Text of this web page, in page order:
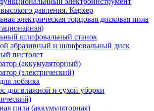
давления. Керхер
электрическая торцовая дисковая пила
шлифовальный станок
абразивный и шлифовальный диск
пистолет
(аккумуляторный)
(электрический)
лобзика
для влажной и сухой уборки
пила (аккумуляторная)